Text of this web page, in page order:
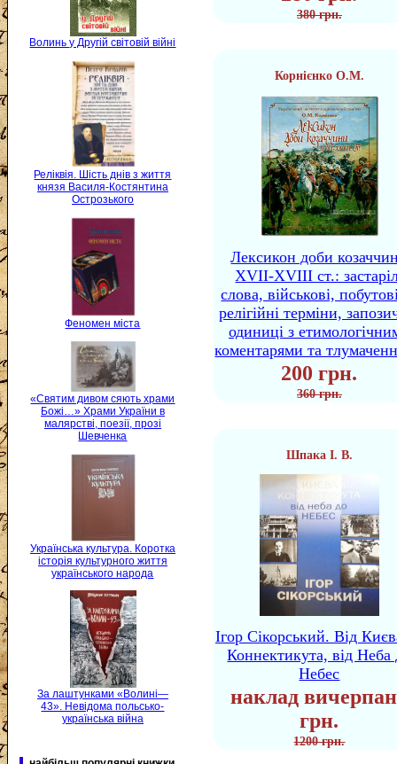
Волинь у Другій світовій війні
Реліквія. Шість днів з життя
князя Василя-Костянтина
Острозького
Феномен міста
«Святим дивом сяють храми
Божі…» Храми України в
малярстві, поезії, прозі
Шевченка
Українська культура. Коротка
історія культурного життя
українського народа
За лаштунками «Волині—
43». Невідома польсько-
українська війна
380 грн.
Корнієнко О.М.
Лексикон доби
XVII-XVIII ст.:
слова, військові,
релігійні терміни,
одиниці з
коментарями та
200 грн.
360 грн.
Шпака І. В.
Ігор Сікорський. Від
Коннектикута, від Неба
Небес
наклад
грн.
1200 грн.